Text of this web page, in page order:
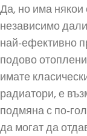
Да, но има
независимо
най-ефективно
подово
имате
радиатори, е
подмяна с по-
да могат да